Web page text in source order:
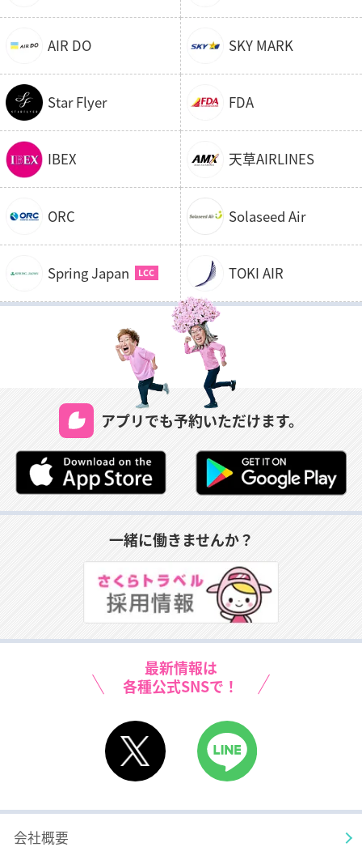
この路線は1日に1便しか運行していないということか
ら、通常時はあまり利用者が多くないということが予想
されます。しかし格安航空券は人気で、年末年始やゴー
ルデンウィーク、お盆などの長期休暇を利用して帰省や
旅行などで利用する人が多くなるのは間違いないでしょ
う。ですので、そういった時期は混雑が予想されるた
め、なるべく早めの予約をおすすめします。
中部国際空港から名古屋駅までは、名古屋鉄道を利用す
れば最速28分で着くことができます。車だと30分～40
分、バスを利用すれば約55分で着く距離となります。女
満別空港から近隣の主要駅へ向かうには連絡バスを利用
すると便利です。北見まで約45分、網走までは約35分ほ
どの距離となります。冬期間においては、運行状況が変
更になる場合もありますので注意が必要です。
中部国際空港は、通称「セントレア空港」と呼ばれてお
り、東海地方の空の玄関口として多くの人が利用する空
港です。2005年の愛知万博の開催前に開港されました。
愛知県常滑市沖、伊勢湾海上の人工島であり、飛行機の
着陸時には海の中に突っ込んでいくような迫力が味わえ
る空港としても有名です。ターミナル内の商業施設もか
なり充実しており、お土産売り場だけでなく、和洋中な
ど世界各国の料理が楽しめるフードコート、さらに大浴
場まで設置されております。鉄道やバス、タクシーなど
の公共交通機関が集中するのが「アクセスプラザ」で、
そのすぐそばには各地を結ぶ船着場もあり、総合的な交
通ハブとして大活躍しております。
女満別空港は、オホーツク海沿岸の網走市中心部から南
とが開港のきっかけだそうです。
表情を変える自然が一番の見どころではないでしょう
か。能取岬から見る壮大な北の海や天都山から見るダイ
ナミックなパノラマ風景、珊瑚草の大群生地である能取
湖はぜひ行っておきたい場所のひとつでもあります。
でることもあるので、天気のチェックもお忘れなく。悪
AIR DO SKY MARK
Star Flyer FDA
IBEX 天草AIRLINES
ORC Solaseed Air
Spring Japan TOKI AIR
アプリでも予約いただけます。
一緒に働きませんか？
最新情報は
各種公式SNSで！
X LINE
会社概要